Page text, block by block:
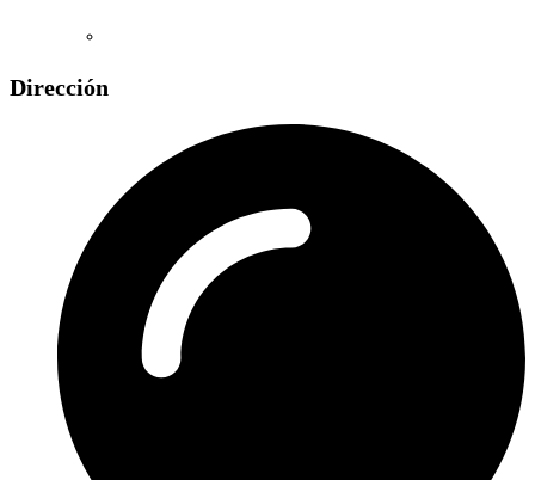
Dirección